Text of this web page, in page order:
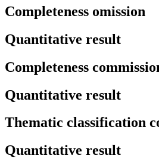
Completeness omission
Quantitative result
Completeness
Quantitative result
Thematic classification
Quantitative result